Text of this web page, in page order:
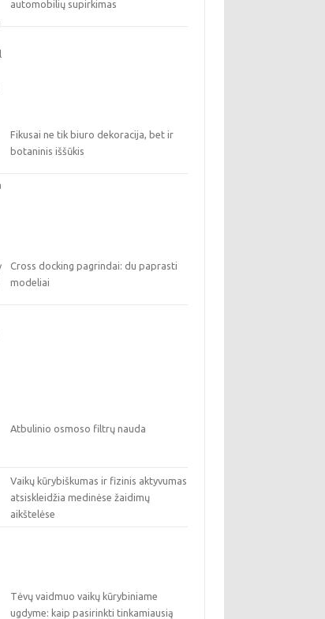
automobilių supirkimas
Fikusai ne tik biuro dekoracija, bet ir
botaninis iššūkis
Cross docking pagrindai: du paprasti
modeliai
Atbulinio osmoso filtrų nauda
Vaikų kūrybiškumas ir fizinis aktyvumas
atsiskleidžia medinėse žaidimų
aikštelėse
Tėvų vaidmuo vaikų kūrybiniame
ugdyme: kaip pasirinkti tinkamiausią